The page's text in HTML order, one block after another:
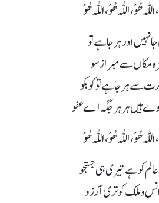
ھُوْ،اللّٰہ ھُوْ،اللّٰہ ھُوْ
نہیں اور ہر جا ہے تو
مکاں سے مبرا ز سو
سے ہر جا ہے تو کو بکو
ہیں ہر ہر جگہ اے عفو
ھُوْ،اللّٰہ ھُوْ،اللّٰہ ھُوْ
کو ہے تیری ہی جستجو
و ملک کو تری آرزو